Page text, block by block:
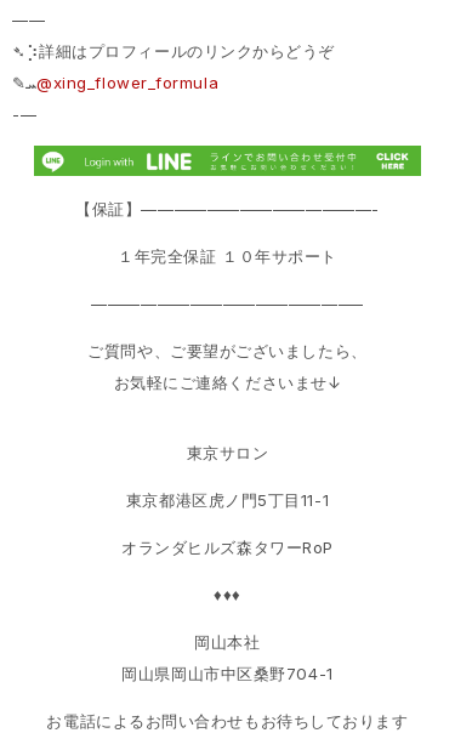
——
➴⡱詳細はプロフィールのリンクからどうぞ
‎✎ܚ@xing_flower_formula
-—
【保証】——————————————-
１年完全保証 １０年サポート
————————————————–
ご質問や、ご要望がございましたら、
お気軽にご連絡くださいませ↓
東京サロン
東京都港区虎ノ門5丁目11-1
オランダヒルズ森タワーRoP
♦♦♦
岡山本社
岡山県岡山市中区桑野704-1
お電話によるお問い合わせもお待ちしております